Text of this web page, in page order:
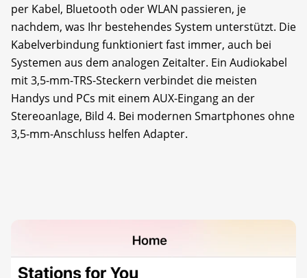
per Kabel, Bluetooth oder WLAN passieren, je
nachdem, was Ihr bestehendes System unterstützt. Die
Kabelverbindung funktioniert fast immer, auch bei
Systemen aus dem analogen Zeitalter. Ein Audiokabel
mit 3,5-mm-TRS-Steckern verbindet die meisten
Handys und PCs mit einem AUX-Eingang an der
Stereoanlage, Bild 4. Bei modernen Smartphones ohne
3,5-mm-Anschluss helfen Adapter.